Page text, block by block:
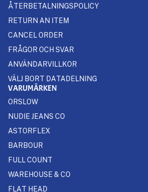
ÅTERBETALNINGSPOLICY
RETURN AN ITEM
CANCEL ORDER
FRÅGOR OCH SVAR
ANVÄNDARVILLKOR
VÄLJ BORT DATADELNING
VARUMÄRKEN
ORSLOW
NUDIE JEANS CO
ASTORFLEX
BARBOUR
FULL COUNT
WAREHOUSE & CO
FLAT HEAD